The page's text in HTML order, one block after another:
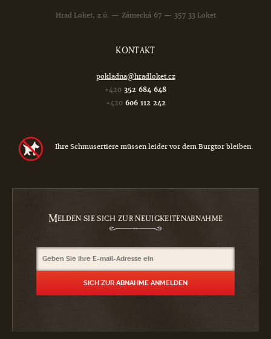
Hrad Loket, z.ú. — Zámecká 67 — 357 33 Loket
KONTAKT
pokladna@hradloket.cz
+420 352 684 648
+420 606 112 242
Ihre Schmusertiere müssen leider vor dem Burgtor bleiben.
MELDEN SIE SICH ZUR NEUIGKEITENABNAHME